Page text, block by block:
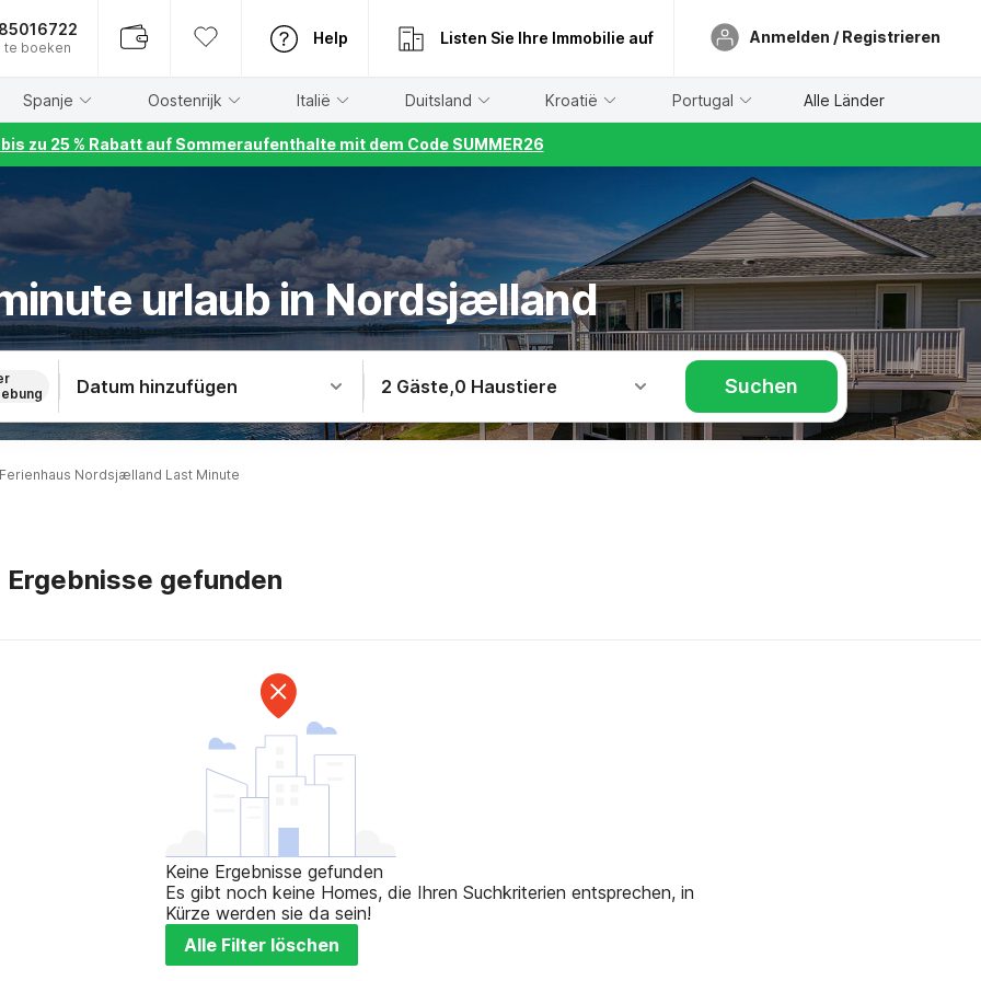
te boeken
Help Listen Sie Ihre Immobilie auf Anmelden / Registrieren
Spanje Oostenrijk Italië Duitsland Kroatië Portugal Alle Länder
zu 25 % Rabatt auf Sommeraufenthalte mit dem Code SUMMER26
urlaub in Nordsjælland
Datum hinzufügen 2 Gäste,0 Haustiere Suchen
Ferienhaus Nordsjælland Last Minute
Ergebnisse gefunden
Keine Ergebnisse gefunden
Es gibt noch keine Homes, die Ihren Suchkriterien entsprechen, in
Kürze werden sie da sein!
Alle Filter löschen